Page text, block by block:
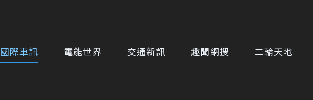
國際車訊 電能世界 交通新訊 趣聞網搜 二輪天地